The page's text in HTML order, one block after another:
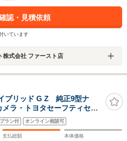
認・見積依頼
いています
株式会社 ファースト店
ブリッド G Z 純正9型ナ
ラ・トヨタセーフティセン
ーンキープアシスト・レー
LEDヘッドライト・純正18
ラン付 オンライン相談可
支払総額 本体価格